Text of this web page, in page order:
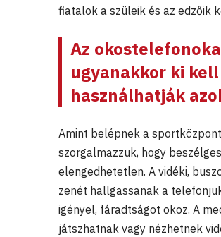
fiatalok a szüleik és az edzőik
Az
ugyanakkor ki
használhatják
Amint belépnek a
szorgalmazzuk, hogy
elengedhetetlen. A vidéki,
zenét hallgassanak a
igényel, fáradtságot okoz. A
játszhatnak vagy nézhetnek